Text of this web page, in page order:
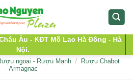
Âu - KĐT Mỗ Lao Hà Đông - Hà
Nội.
ngoại - Rượu Mạnh /
Rượu Chabot
Armagnac